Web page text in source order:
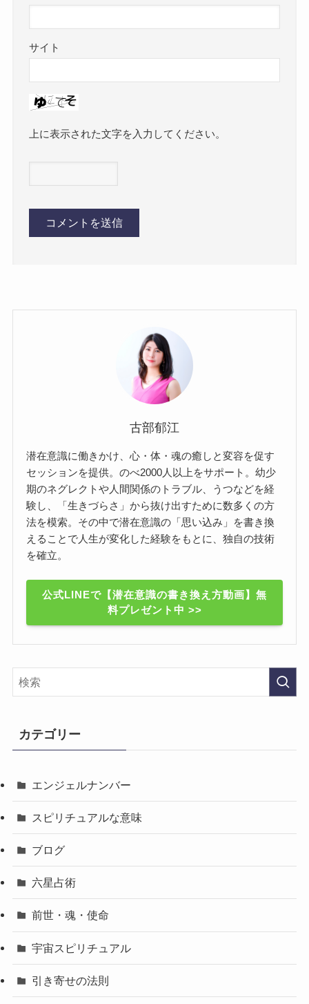
サイト
上に表示された文字を入力してください。
古部郁江
潜在意識に働きかけ、心・体・魂の癒しと変容を促す
セッションを提供。のべ2000人以上をサポート。幼少
期のネグレクトや人間関係のトラブル、うつなどを経
験し、「生きづらさ」から抜け出すために数多くの方
法を模索。その中で潜在意識の「思い込み」を書き換
えることで人生が変化した経験をもとに、独自の技術
を確立。
公式LINEで【潜在意識の書き換え方動画】無
料プレゼント中 >>
カテゴリー
エンジェルナンバー
スピリチュアルな意味
ブログ
六星占術
前世・魂・使命
宇宙スピリチュアル
引き寄せの法則